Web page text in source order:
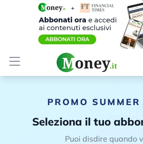
PROMO
Seleziona il tuo
Puoi disdire quando